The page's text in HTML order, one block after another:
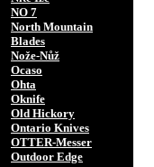
NO 7
North Mountain
Blades
Nože-Nůž
Ocaso
Ohta
Oknife
Old Hickory
Ontario Knives
OTTER-Messer
Outdoor Edge